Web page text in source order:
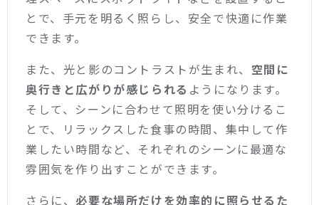
とで、手元を明るく照らし、安全で快適に作業
できます。
また、光と影のコントラストが生まれ、 空間に
奥行きと広がりが感じられる ようになります。
そして、シーンに合わせて照明を使い分けるこ
とで、リラックスした食事の時間、集中して作
業したい時間など、それぞれのシーンに最適な
雰囲気を作り出すことができます。
さらに、 必要な場所だけを効率的に照らせるた